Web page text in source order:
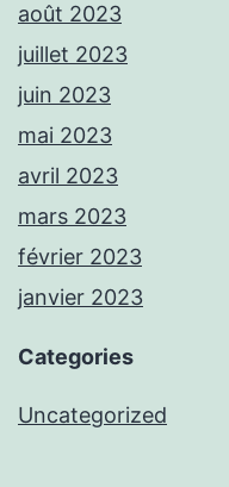
août 2023
juillet 2023
juin 2023
mai 2023
avril 2023
mars 2023
février 2023
janvier 2023
Categories
Uncategorized